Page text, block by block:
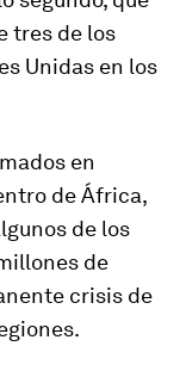
tres de los
Unidas en los
en
de África,
de los
de
crisis de